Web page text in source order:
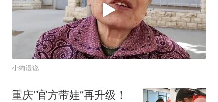
小狗漫说
重庆“官方带娃”再升级！